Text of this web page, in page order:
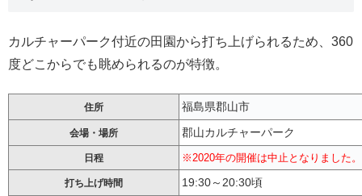
カルチャーパーク付近の田園から打ち上げられるため、360
度どこからでも眺められるのが特徴。
住所 福島県郡山市
会場・場所 郡山カルチャーパーク
日程 ※2020年の開催は中止となりました。
打ち上げ時間 19:30～20:30頃